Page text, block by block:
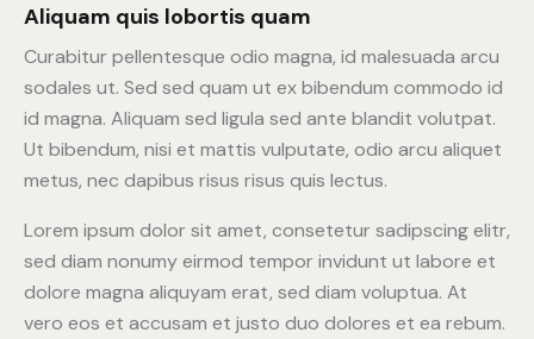
Aliquam quis lobortis quam
Curabitur pellentesque odio magna, id malesuada arcu
sodales ut. Sed sed quam ut ex bibendum commodo id
id magna. Aliquam sed ligula sed ante blandit volutpat.
Ut bibendum, nisi et mattis vulputate, odio arcu aliquet
metus, nec dapibus risus risus quis lectus.
Lorem ipsum dolor sit amet, consetetur sadipscing elitr,
sed diam nonumy eirmod tempor invidunt ut labore et
dolore magna aliquyam erat, sed diam voluptua. At
vero eos et accusam et justo duo dolores et ea rebum.